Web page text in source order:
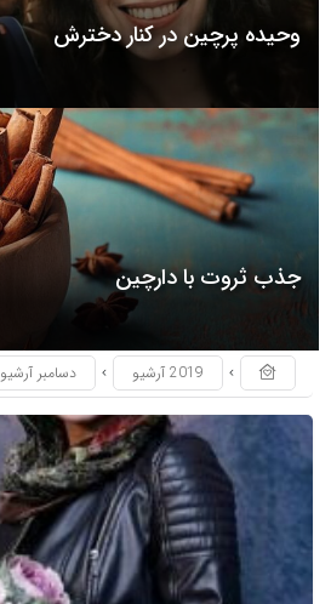
وحیده پرچین در کنار دخترش
جذب ثروت با دارچین
2019 آرشیو دسامبر آرشیو